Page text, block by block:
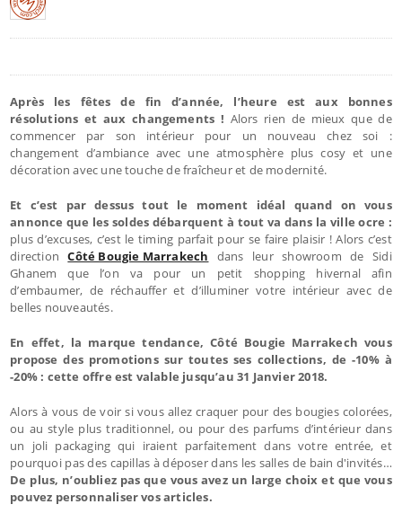
Après les fêtes de fin d’année, l’heure est aux bonnes
résolutions et aux changements ! Alors rien de mieux que de
commencer par son intérieur pour un nouveau chez soi :
changement d’ambiance avec une atmosphère plus cosy et une
décoration avec une touche de fraîcheur et de modernité.
Et c’est par dessus tout le moment idéal quand on vous
annonce que les soldes débarquent à tout va dans la ville ocre :
plus d’excuses, c’est le timing parfait pour se faire plaisir ! Alors c’est
directionCôté Bougie Marrakech dans leur showroom de Sidi
Ghanem que l’on va pour un petit shopping hivernal afin
d’embaumer, de réchauffer et d’illuminer votre intérieur avec de
belles nouveautés.
En effet, la marque tendance, Côté Bougie Marrakech vous
propose des promotions sur toutes ses collections, de -10% à
-20% : cette offre est valable jusqu’au 31 Janvier 2018.
Alors à vous de voir si vous allez craquer pour des bougies colorées,
ou au style plus traditionnel, ou pour des parfums d’intérieur dans
un joli packaging qui iraient parfaitement dans votre entrée, et
pourquoi pas des capillas à déposer dans les salles de bain d'invités…
De plus, n’oubliez pas que vous avez un large choix et que vous
pouvez personnaliser vos articles.